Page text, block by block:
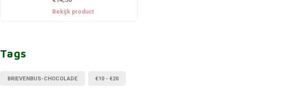
Bekijk product
Tags
BRIEVENBUS-CHOCOLADE €10 - €20